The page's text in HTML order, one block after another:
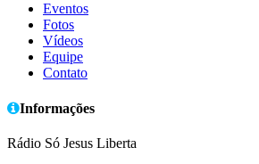
Eventos
Fotos
Vídeos
Equipe
Contato
Informações
Rádio Só Jesus Liberta